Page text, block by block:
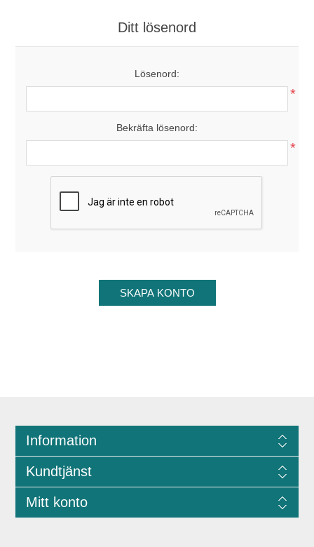
Ditt lösenord
Lösenord:
*
Bekräfta lösenord:
*
Information
Kundtjänst
Mitt konto